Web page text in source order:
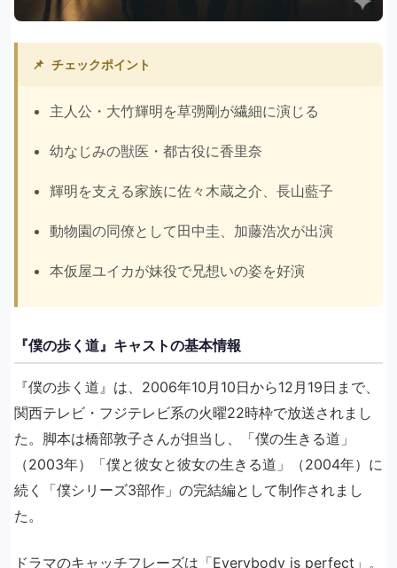
📌 チェックポイント
主人公・大竹輝明を草彅剛が繊細に演じる
幼なじみの獣医・都古役に香里奈
輝明を支える家族に佐々木蔵之介、長山藍子
動物園の同僚として田中圭、加藤浩次が出演
本仮屋ユイカが妹役で兄想いの姿を好演
『僕の歩く道』キャストの基本情報
『僕の歩く道』は、2006年10月10日から12月19日まで、
関西テレビ・フジテレビ系の火曜22時枠で放送されまし
た。脚本は橋部敦子さんが担当し、「僕の生きる道」
（2003年）「僕と彼女と彼女の生きる道」（2004年）に
続く「僕シリーズ3部作」の完結編として制作されまし
た。
ドラマのキャッチフレーズは「Everybody is perfect」。